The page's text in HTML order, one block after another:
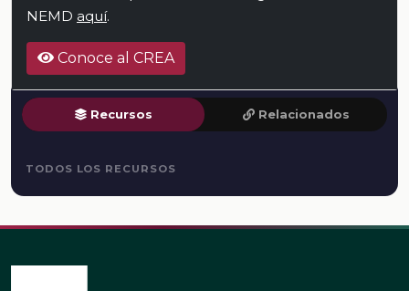
NEMD aquí.
Conoce al CREA
Recursos Relacionados
TODOS LOS RECURSOS